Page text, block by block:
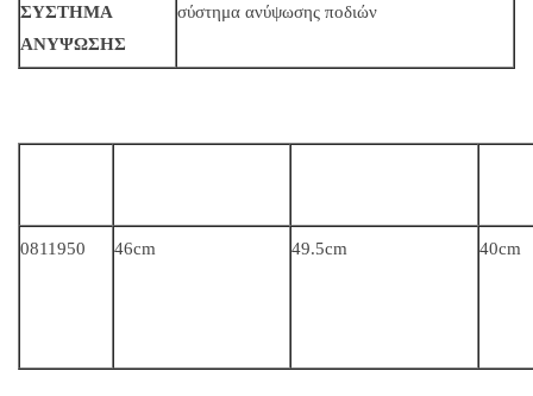
ΣΥΣΤΗΜΑ
ΑΝΥΨΩΣΗΣ
σύστημα ανύψωσης ποδιών
0811950 46cm 49.5cm 40cm